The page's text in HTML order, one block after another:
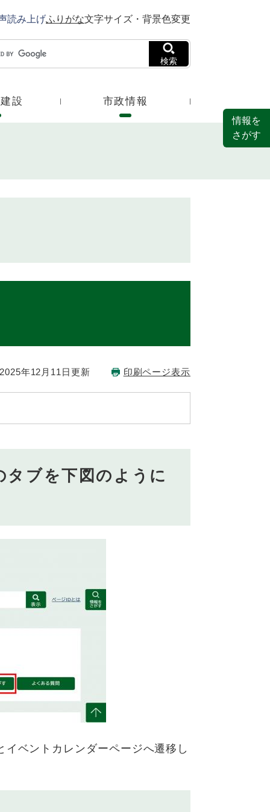
読み上げふりがな文字サイズ・背景色変更
検索
設 市政情報
年12月11日更新 印刷ページ表示
タブを下図のように
ベントカレンダーページへ遷移し
情報を
さがす